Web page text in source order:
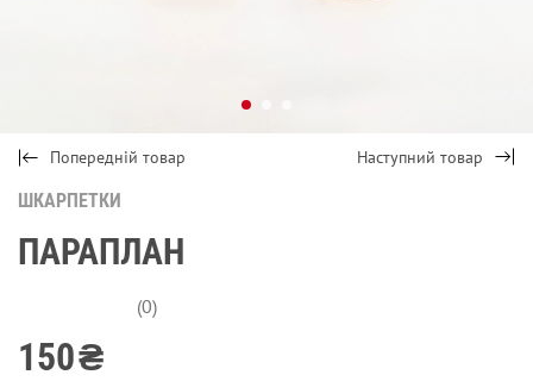
Попередній товар Наступний товар
ШКАРПЕТКИ
ПАРАПЛАН
(0)
150₴